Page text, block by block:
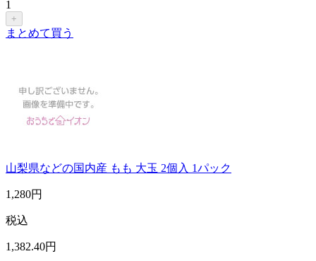
1
+
まとめて買う
山梨県などの国内産 もも 大玉 2個入 1パック
1,280円
税込
1,382.40円